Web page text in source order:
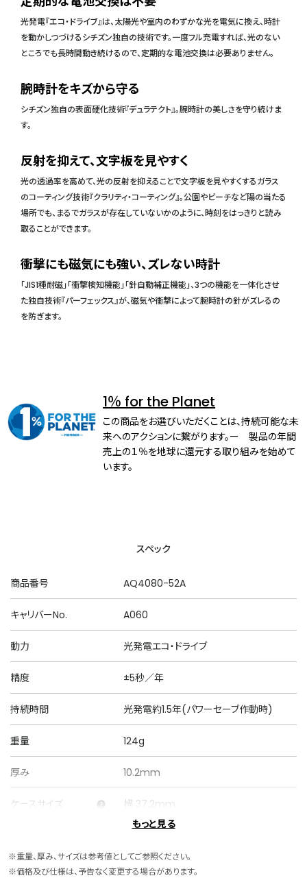
光発電『エコ・ドライブ』は、太陽光や室内のわずかな光を電気に換え、時計
を動かしつづけるシチズン独自の技術です。一度フル充電すれば、光のない
ところでも長時間動き続けるので、定期的な電池交換は必要ありません。
腕時計をキズから守る
シチズン独自の表面硬化技術『デュラテクト』。腕時計の美しさを守り続けま
す。
反射を抑えて、文字板を見やすく
光の透過率を高めて、光の反射を抑えることで文字板を見やすくするガラス
のコーティング技術『クラリティ・コーティング』。公園やビーチなど陽の当たる
場所でも、まるでガラスが存在していないかのように、時刻をはっきりと読み
取ることができます。
衝撃にも磁気にも強い、ズレない時計
「JIS1種耐磁」「衝撃検知機能」「針自動補正機能」、3つの機能を一体化させ
た独自技術『パーフェックス』が、磁気や衝撃によって腕時計の針がズレるの
を防ぎます。
1％ for the Planet
この商品をお選びいただくことは、持続可能な未
来へのアクションに繋がります。ー 製品の年間
売上の１％を地球に還元する取り組みを始めて
います。
スペック
商品番号 AQ4080-52A
キャリバーNo. A060
動力 光発電エコ・ドライブ
精度 ±5秒／年
持続時間 光発電約1.5年(パワーセーブ作動時)
重量 124g
厚み 10.2mm
ケースサイズ 横 37.2mm
ケース表面処理 デュラテクトプラチナ(ライトシルバー色)
もっと見る
※重量、厚み、サイズは参考値としてご参照ください。
※価格及び仕様は、予告なく変更する場合があります。